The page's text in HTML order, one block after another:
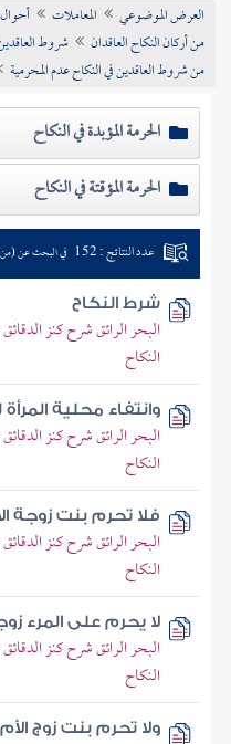
تراجم الأعلام
العرض الموضوعي المعاملات
من أركان النكاح العاقدان
شروط
من شروط العاقدين في النكاح عدم المحرمية
الحرمة المؤبدة في النكاح
الحرمة المؤقتة في النكاح
عدد النتائج : 152 في البحث عن (من
شرط النكاح
البحر الرائق شرح كنز
النكاح
وانتفاء محلية
البحر الرائق شرح كنز
النكاح
فلا تحرم بنت زوجة
البحر الرائق شرح كنز
النكاح
لا يحرم على المرء
البحر الرائق شرح كنز
النكاح
ولا تحرم بنت زوج الأم